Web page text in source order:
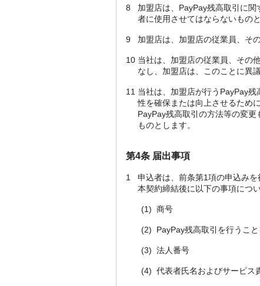
8
加盟店は、PayPay残高取引に
者に使用させてはならないものと
9 加盟店は、加盟店の従業員、そ
10 当社は、加盟店の従業員、その
なし、加盟店は、このことに異
11 当社は、加盟店が行うPayPay
性を確保または向上させるため
PayPay残高取引の方法等の変
ものとします。
第4条 届出事項
1
申込者は、前条第1項の申込み
本契約締結後に以下の事項につ
(1) 商号
(2) PayPay残高取引を行うこ
(3) 法人番号
(4) 代表者氏名およびサービス